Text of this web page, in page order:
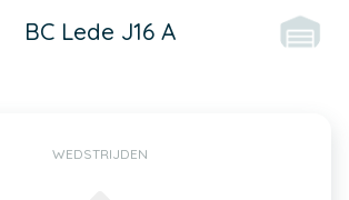
BC Lede J16 A
WEDSTRIJDEN